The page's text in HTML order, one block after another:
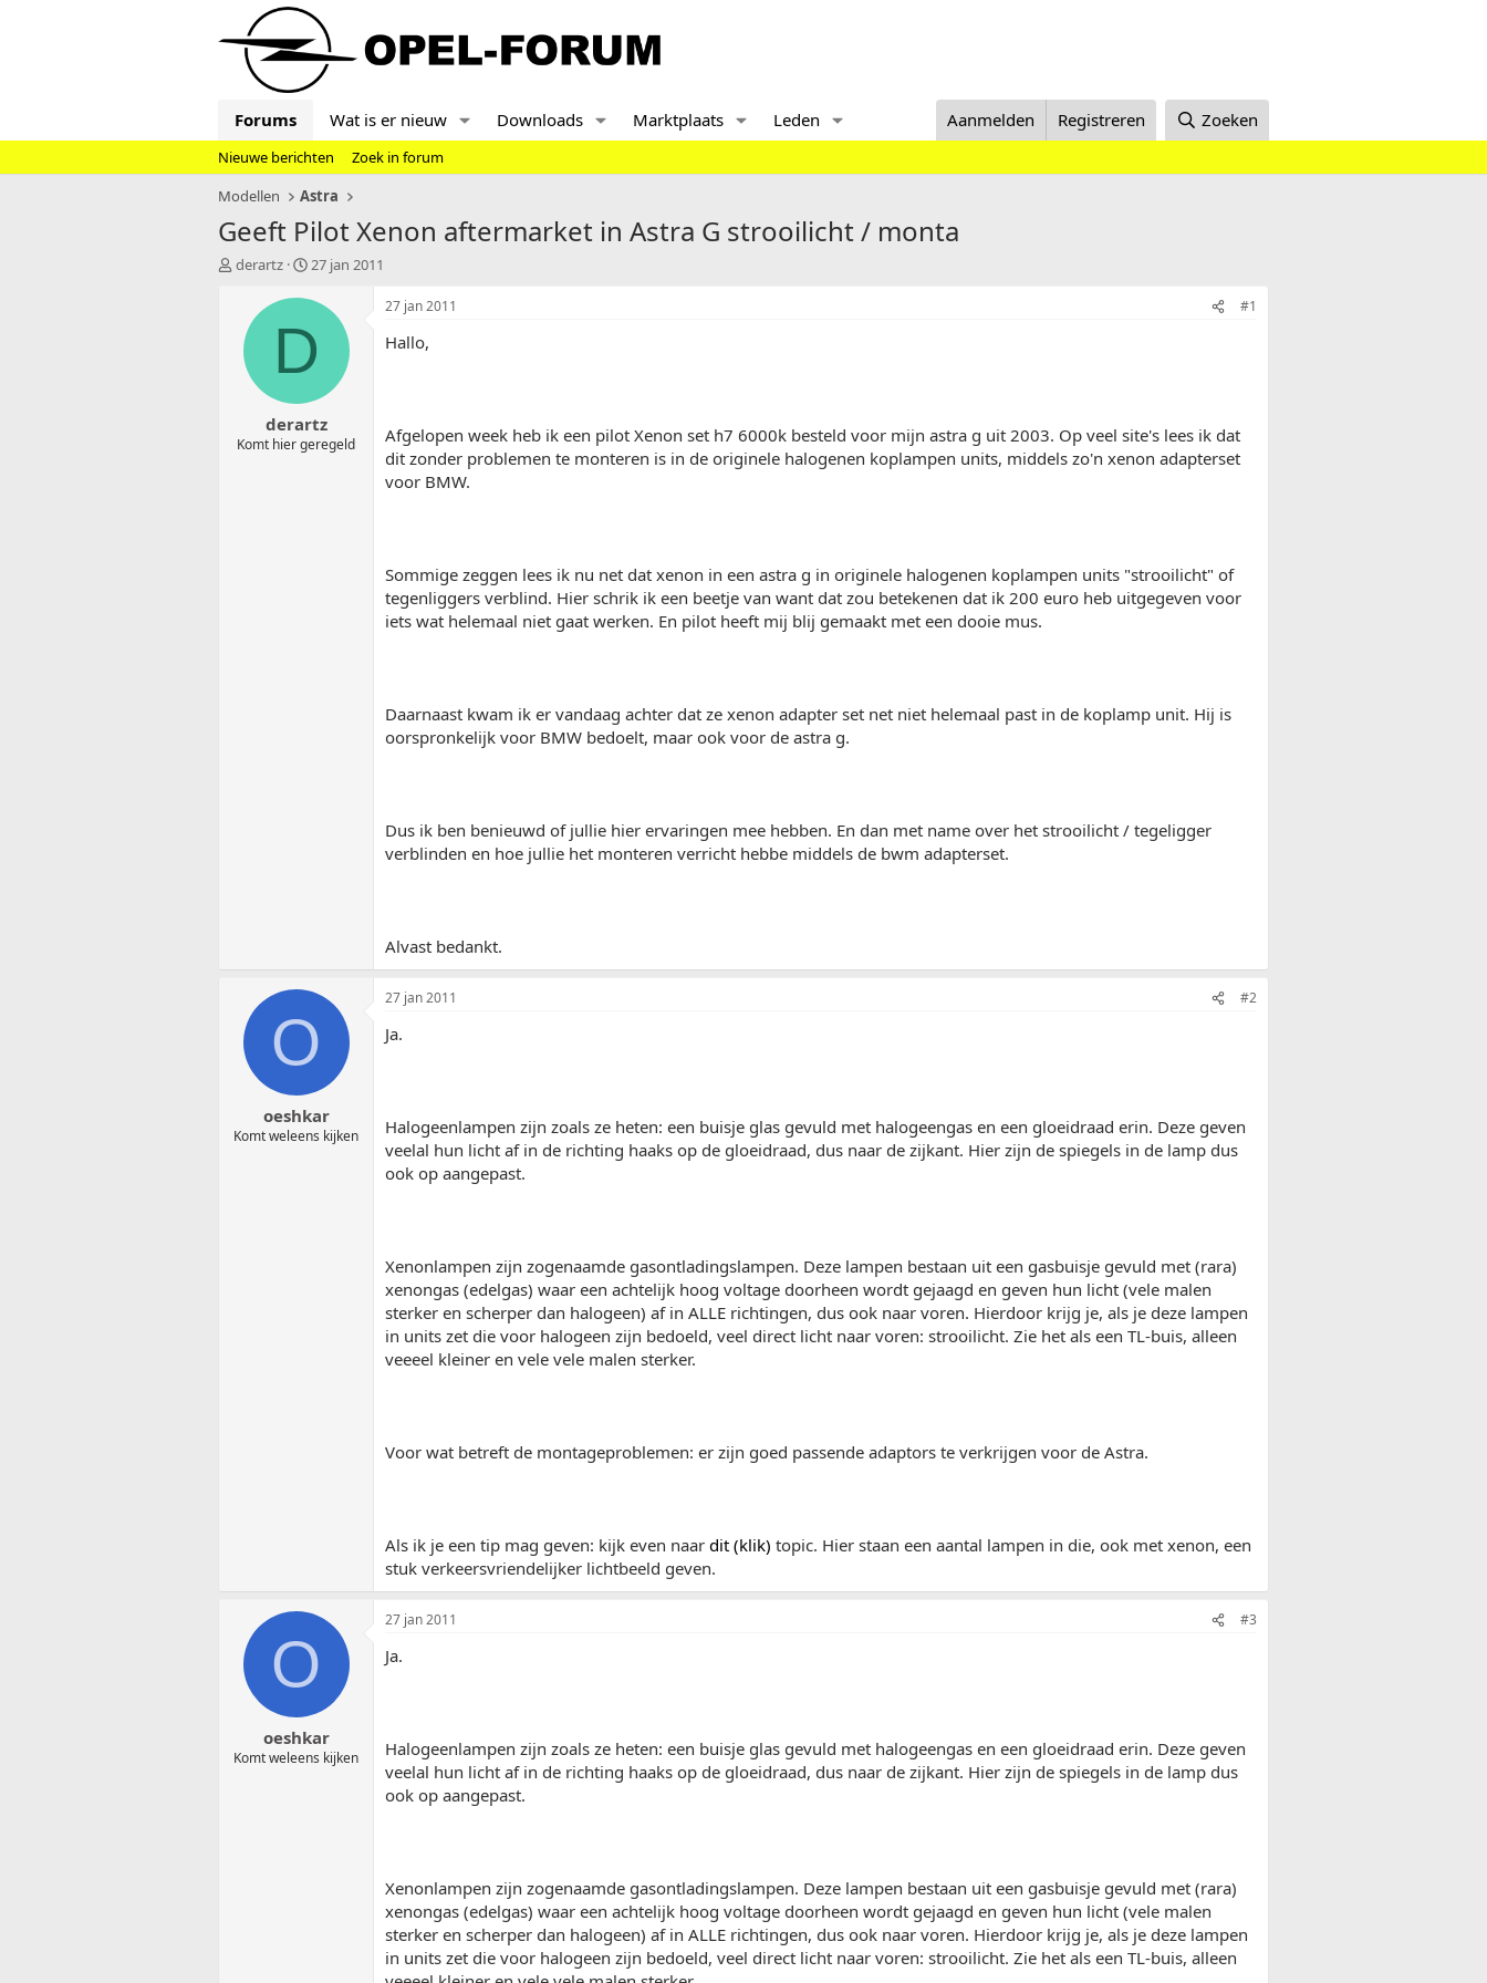
Forums Wat is er nieuw Downloads Marktplaats Leden Aanmelden Registreren Zoeken
Nieuwe berichten
Zoek in forum
Modellen
Astra
Geeft Pilot Xenon aftermarket in Astra G strooilicht / monta
T
t
derartz
S
a
t
d
t
u
m
27 jan 2011
D
derartz
Komt hier geregeld
27 jan 2011 #1
Hallo,
Afgelopen week heb ik een pilot Xenon set h7 6000k besteld voor mijn astra g uit 2003. Op veel site's lees ik dat
dit zonder problemen te monteren is in de originele halogenen koplampen units, middels zo'n xenon adapterset
voor BMW.
Sommige zeggen lees ik nu net dat xenon in een astra g in originele halogenen koplampen units "strooilicht" of
tegenliggers verblind. Hier schrik ik een beetje van want dat zou betekenen dat ik 200 euro heb uitgegeven voor
iets wat helemaal niet gaat werken. En pilot heeft mij blij gemaakt met een dooie mus.
Daarnaast kwam ik er vandaag achter dat ze xenon adapter set net niet helemaal past in de koplamp unit. Hij is
oorspronkelijk voor BMW bedoelt, maar ook voor de astra g.
Dus ik ben benieuwd of jullie hier ervaringen mee hebben. En dan met name over het strooilicht / tegeligger
verblinden en hoe jullie het monteren verricht hebbe middels de bwm adapterset.
Alvast bedankt.
O
oeshkar
Komt weleens kijken
27 jan 2011 #2
Ja.
Halogeenlampen zijn zoals ze heten: een buisje glas gevuld met halogeengas en een gloeidraad erin. Deze geven
veelal hun licht af in de richting haaks op de gloeidraad, dus naar de zijkant. Hier zijn de spiegels in de lamp dus
ook op aangepast.
Xenonlampen zijn zogenaamde gasontladingslampen. Deze lampen bestaan uit een gasbuisje gevuld met (rara)
xenongas (edelgas) waar een achtelijk hoog voltage doorheen wordt gejaagd en geven hun licht (vele malen
sterker en scherper dan halogeen) af in ALLE richtingen, dus ook naar voren. Hierdoor krijg je, als je deze lampen
in units zet die voor halogeen zijn bedoeld, veel direct licht naar voren: strooilicht. Zie het als een TL-buis, alleen
veeeel kleiner en vele vele malen sterker.
Voor wat betreft de montageproblemen: er zijn goed passende adaptors te verkrijgen voor de Astra.
Als ik je een tip mag geven: kijk even naar dit (klik) topic. Hier staan een aantal lampen in die, ook met xenon, een
stuk verkeersvriendelijker lichtbeeld geven.
O
oeshkar
Komt weleens kijken
27 jan 2011 #3
Ja.
Halogeenlampen zijn zoals ze heten: een buisje glas gevuld met halogeengas en een gloeidraad erin. Deze geven
veelal hun licht af in de richting haaks op de gloeidraad, dus naar de zijkant. Hier zijn de spiegels in de lamp dus
ook op aangepast.
Xenonlampen zijn zogenaamde gasontladingslampen. Deze lampen bestaan uit een gasbuisje gevuld met (rara)
xenongas (edelgas) waar een achtelijk hoog voltage doorheen wordt gejaagd en geven hun licht (vele malen
sterker en scherper dan halogeen) af in ALLE richtingen, dus ook naar voren. Hierdoor krijg je, als je deze lampen
in units zet die voor halogeen zijn bedoeld, veel direct licht naar voren: strooilicht. Zie het als een TL-buis, alleen